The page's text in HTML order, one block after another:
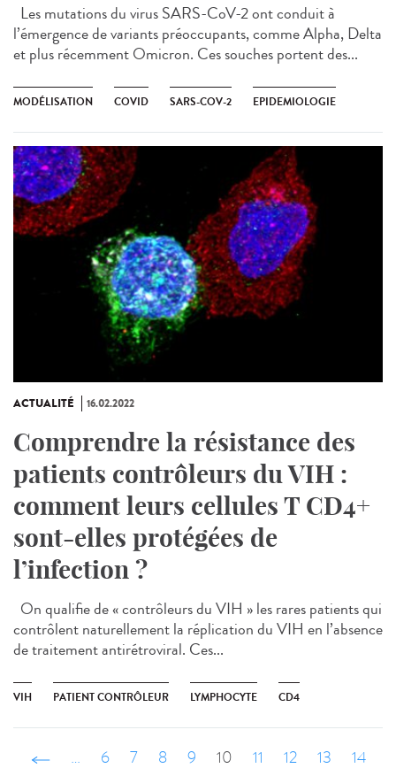
Les mutations du virus SARS-CoV-2 ont conduit à
l’émergence de variants préoccupants, comme Alpha, Delta
et plus récemment Omicron. Ces souches portent des...
MODÉLISATION COVID SARS-COV-2 EPIDEMIOLOGIE
ACTUALITÉ 16.02.2022
Comprendre la résistance des
patients contrôleurs du VIH :
comment leurs cellules T CD4+
sont-elles protégées de
l’infection ?
On qualifie de « contrôleurs du VIH » les rares patients qui
contrôlent naturellement la réplication du VIH en l’absence
de traitement antirétroviral. Ces...
VIH PATIENT CONTRÔLEUR LYMPHOCYTE CD4
‹ précédent
… 6 7 8 9 10 11 12 13
14